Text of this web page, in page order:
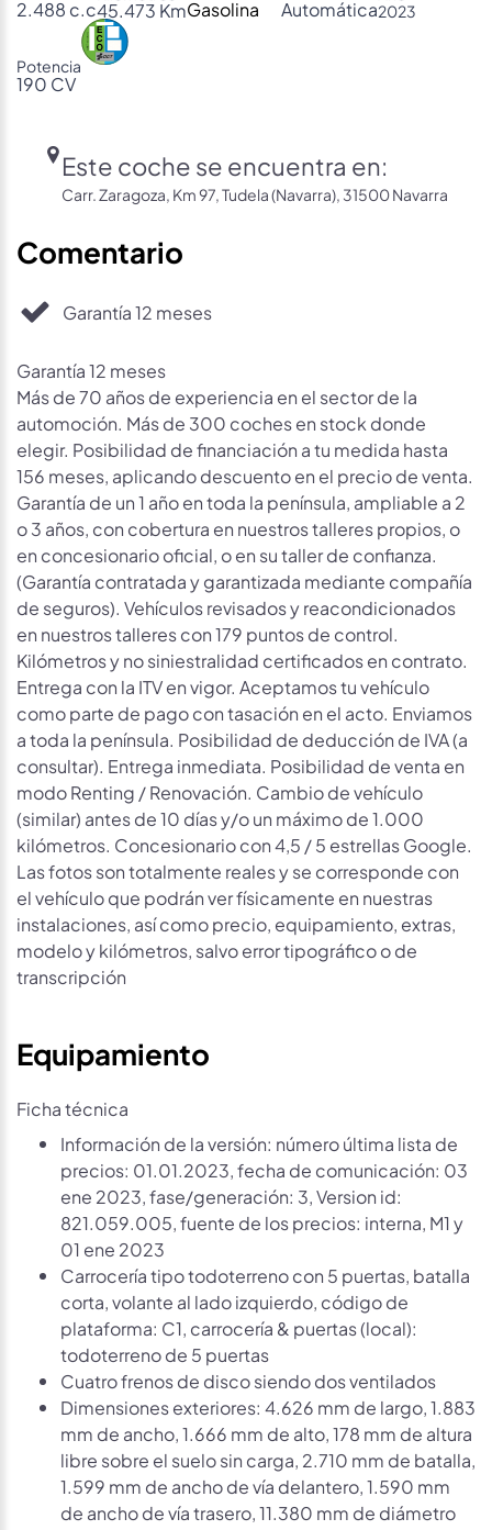
2.488 c.c45.473 KmGasolina Automática2023
Potencia
190 CV
Este coche se encuentra en:
Carr. Zaragoza, Km 97, Tudela (Navarra), 31500 Navarra
Comentario
Garantía 12 meses
Garantía 12 meses
Más de 70 años de experiencia en el sector de la
automoción. Más de 300 coches en stock donde
elegir. Posibilidad de financiación a tu medida hasta
156 meses, aplicando descuento en el precio de venta.
Garantía de un 1 año en toda la península, ampliable a 2
o 3 años, con cobertura en nuestros talleres propios, o
en concesionario oficial, o en su taller de confianza.
(Garantía contratada y garantizada mediante compañía
de seguros). Vehículos revisados y reacondicionados
en nuestros talleres con 179 puntos de control.
Kilómetros y no siniestralidad certificados en contrato.
Entrega con la ITV en vigor. Aceptamos tu vehículo
como parte de pago con tasación en el acto. Enviamos
a toda la península. Posibilidad de deducción de IVA (a
consultar). Entrega inmediata. Posibilidad de venta en
modo Renting / Renovación. Cambio de vehículo
(similar) antes de 10 días y/o un máximo de 1.000
kilómetros. Concesionario con 4,5 / 5 estrellas Google.
Las fotos son totalmente reales y se corresponde con
el vehículo que podrán ver físicamente en nuestras
instalaciones, así como precio, equipamiento, extras,
modelo y kilómetros, salvo error tipográfico o de
transcripción
Equipamiento
Ficha técnica
Información de la versión: número última lista de
precios: 01.01.2023, fecha de comunicación: 03
ene 2023, fase/generación: 3, Version id:
821.059.005, fuente de los precios: interna, M1 y
01 ene 2023
Carrocería tipo todoterreno con 5 puertas, batalla
corta, volante al lado izquierdo, código de
plataforma: C1, carrocería & puertas (local):
todoterreno de 5 puertas
Cuatro frenos de disco siendo dos ventilados
Dimensiones exteriores: 4.626 mm de largo, 1.883
mm de ancho, 1.666 mm de alto, 178 mm de altura
libre sobre el suelo sin carga, 2.710 mm de batalla,
1.599 mm de ancho de vía delantero, 1.590 mm
de ancho de vía trasero, 11.380 mm de diámetro